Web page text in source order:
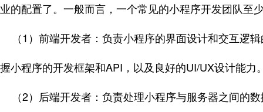
业的配置了。一般而言，一个常见的小程序开发团队至
（1）前端开发者：负责小程序的界面设计和交互逻
握小程序的开发框架和API，以及良好的UI/UX设计能力
（2）后端开发者：负责处理小程序与服务器之间的